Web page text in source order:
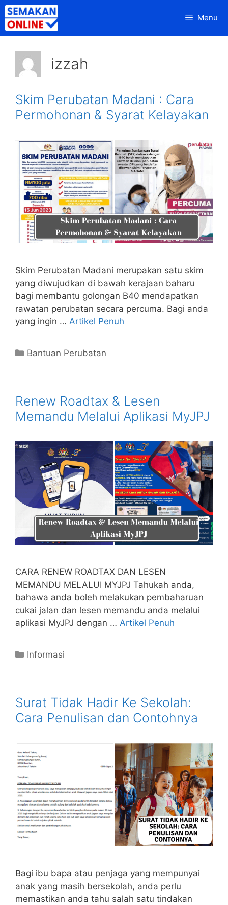
Skip
to
content
Menu
izzah
Skim Perubatan Madani : Cara
Permohonan & Syarat Kelayakan
Skim Perubatan Madani merupakan satu skim
yang diwujudkan di bawah kerajaan baharu
bagi membantu golongan B40 mendapatkan
rawatan perubatan secara percuma. Bagi anda
yang ingin … Artikel Penuh
Categories
Bantuan Perubatan
Renew Roadtax & Lesen
Memandu Melalui Aplikasi MyJPJ
CARA RENEW ROADTAX DAN LESEN
MEMANDU MELALUI MYJPJ Tahukah anda,
bahawa anda boleh melakukan pembaharuan
cukai jalan dan lesen memandu anda melalui
aplikasi MyJPJ dengan … Artikel Penuh
Categories
Informasi
Surat Tidak Hadir Ke Sekolah:
Cara Penulisan dan Contohnya
Bagi ibu bapa atau penjaga yang mempunyai
anak yang masih bersekolah, anda perlu
memastikan anda tahu salah satu tindakan